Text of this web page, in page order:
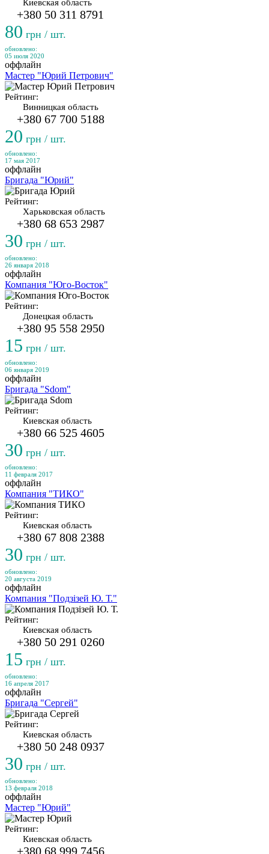
Киевская область
+380 50 311 8791
80 грн / шт.
обновлено:
05 июля 2020
оффлайн
Мастер "Юрий Петрович"
Рейтинг:
Винницкая область
+380 67 700 5188
20 грн / шт.
обновлено:
17 мая 2017
оффлайн
Бригада "Юрий"
Рейтинг:
Харьковская область
+380 68 653 2987
30 грн / шт.
обновлено:
26 января 2018
оффлайн
Компания "Юго-Восток"
Рейтинг:
Донецкая область
+380 95 558 2950
15 грн / шт.
обновлено:
06 января 2019
оффлайн
Бригада "Sdom"
Рейтинг:
Киевская область
+380 66 525 4605
30 грн / шт.
обновлено:
11 февраля 2017
оффлайн
Компания "ТИКО"
Рейтинг:
Киевская область
+380 67 808 2388
30 грн / шт.
обновлено:
20 августа 2019
оффлайн
Компания "Подзізей Ю. Т."
Рейтинг:
Киевская область
+380 50 291 0260
15 грн / шт.
обновлено:
16 апреля 2017
оффлайн
Бригада "Сергей"
Рейтинг:
Киевская область
+380 50 248 0937
30 грн / шт.
обновлено:
13 февраля 2018
оффлайн
Мастер "Юрий"
Рейтинг:
Киевская область
+380 68 999 7456